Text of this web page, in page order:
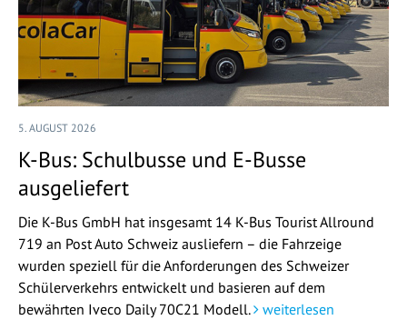
5. AUGUST 2026
K-Bus: Schulbusse und E-Busse
ausgeliefert
Die K-Bus GmbH hat insgesamt 14 K-Bus Tourist Allround
719 an Post Auto Schweiz ausliefern – die Fahrzeige
wurden speziell für die Anforderungen des Schweizer
Schülerverkehrs entwickelt und basieren auf dem
bewährten Iveco Daily 70C21 Modell.
weiterlesen